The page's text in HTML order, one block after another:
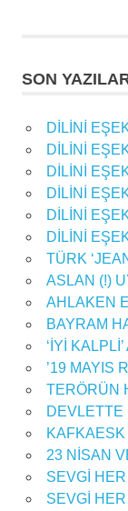
SON
DİLİNİ
DİLİNİ
DİLİNİ
DİLİNİ
DİLİNİ
DİLİNİ
TÜRK
ASLAN (!)
AHLAKEN
BAYRAM
‘İYİ
’19 MAYIS
TERÖRÜN
DEVLETTE
23 NİSAN
SEVGİ
SEVGİ